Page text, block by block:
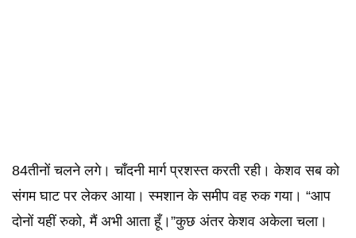
84तीनों चलने लगे। चाँदनी मार्ग प्रशस्त करती रही। केशव सब को
संगम घाट पर लेकर आया। स्मशान के समीप वह रुक गया। “आप
दोनों यहीं रुको, मैं अभी आता हूँ।”कुछ अंतर केशव अकेला चला।